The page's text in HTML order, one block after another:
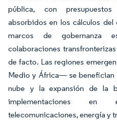
pública, con
absorbidos en los cálculos
marcos de gobernanza
colaboraciones
de facto. Las regiones
Medio y África— se benefician
nube y la expansión de la
implementaciones en
telecomunicaciones, energía y